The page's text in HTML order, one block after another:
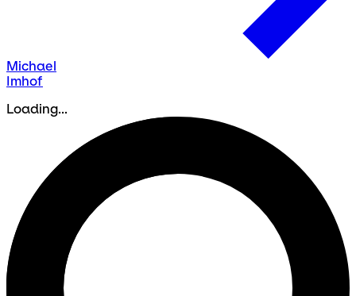
Michael
Imhof
Loading...